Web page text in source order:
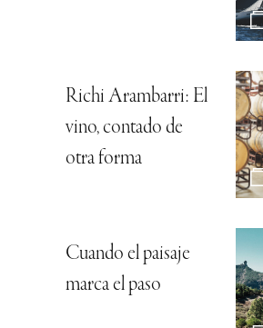
Richi Arambarri: El
vino, contado de
otra forma
Cuando el paisaje
marca el paso